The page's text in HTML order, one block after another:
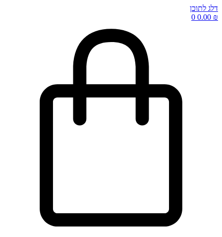
דלג לתוכן
0.00 ₪
0